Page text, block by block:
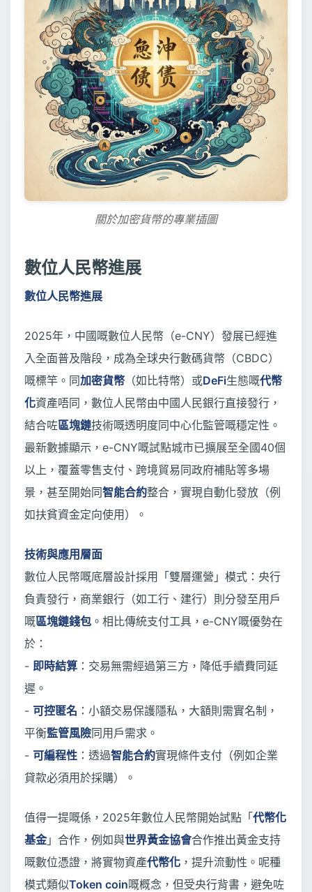
關於加密貨幣的專業插圖
數位人民幣進展
數位人民幣進展
2025年，中國嘅數位人民幣（e-CNY）發展已經進
入全面普及階段，成為全球央行數碼貨幣（CBDC）
嘅標竿。同加密貨幣 （如比特幣）或DeFi生態嘅代幣
化資產唔同，數位人民幣由中國人民銀行直接發行，
結合咗區塊鏈技術嘅透明度同中心化監管嘅穩定性。
最新數據顯示，e-CNY嘅試點城市已擴展至全國40個
以上，覆蓋零售支付、跨境貿易同政府補貼等多場
景，甚至開始同智能合約整合，實現自動化發放（例
如扶貧資金定向使用）。
技術與應用層面
數位人民幣嘅底層設計採用「雙層運營」模式：央行
負責發行，商業銀行（如工行、建行）則分發至用戶
嘅區塊鏈錢包 。相比傳統支付工具，e-CNY嘅優勢在
於：
- 即時結算 ：交易無需經過第三方，降低手續費同延
遲。
- 可控匿名 ：小額交易保護隱私，大額則需實名制，
平衡監管風險同用戶需求。
- 可編程性 ：透過智能合約實現條件支付（例如企業
貸款必須用於採購）。
值得一提嘅係，2025年數位人民幣開始試點「 代幣化
基金」合作，例如與世界黃金協會合作推出黃金支持
嘅數位憑證，將實物資產代幣化 ，提升流動性。呢種
模式類似Token coin嘅概念，但受央行背書，避免咗